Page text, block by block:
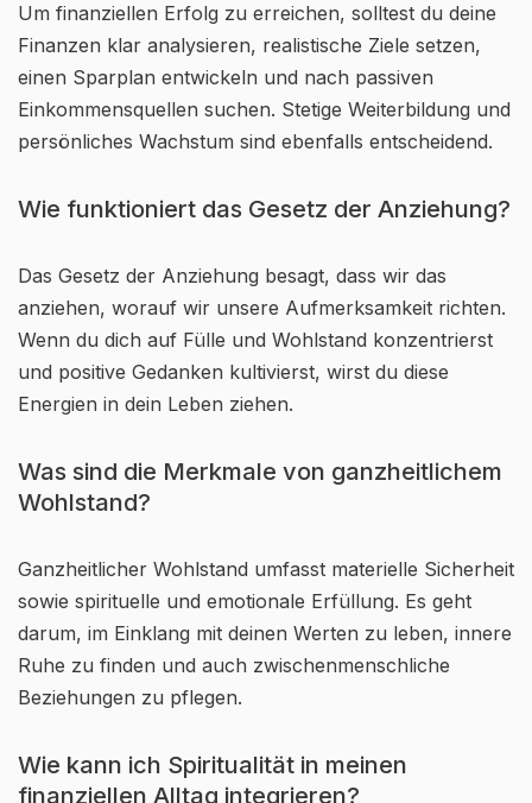
Um finanziellen Erfolg zu erreichen, solltest du deine
Finanzen klar analysieren, realistische Ziele setzen,
einen Sparplan entwickeln und nach passiven
Einkommensquellen suchen. Stetige Weiterbildung und
persönliches Wachstum sind ebenfalls entscheidend.
Wie funktioniert das Gesetz der Anziehung?
Das Gesetz der Anziehung besagt, dass wir das
anziehen, worauf wir unsere Aufmerksamkeit richten.
Wenn du dich auf Fülle und Wohlstand konzentrierst
und positive Gedanken kultivierst, wirst du diese
Energien in dein Leben ziehen.
Was sind die Merkmale von ganzheitlichem
Wohlstand?
Ganzheitlicher Wohlstand umfasst materielle Sicherheit
sowie spirituelle und emotionale Erfüllung. Es geht
darum, im Einklang mit deinen Werten zu leben, innere
Ruhe zu finden und auch zwischenmenschliche
Beziehungen zu pflegen.
Wie kann ich Spiritualität in meinen
finanziellen Alltag integrieren?